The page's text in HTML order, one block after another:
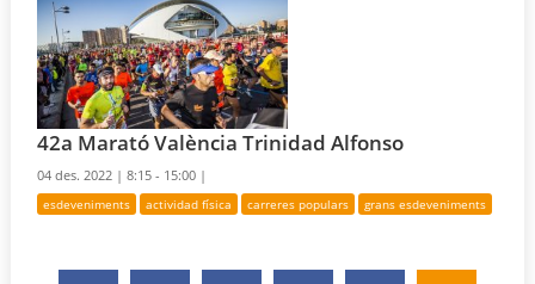
42a Marató València Trinidad Alfonso
04 des. 2022 |8:15 - 15:00 |
esdeveniments actividad física carreres populars grans esdeveniments